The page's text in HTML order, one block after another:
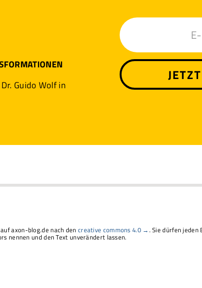
Guido Wolf in
axon-blog.de nach den creative commons 4.0 →. Sie dürfen jeden
nennen und den Text unverändert lassen.